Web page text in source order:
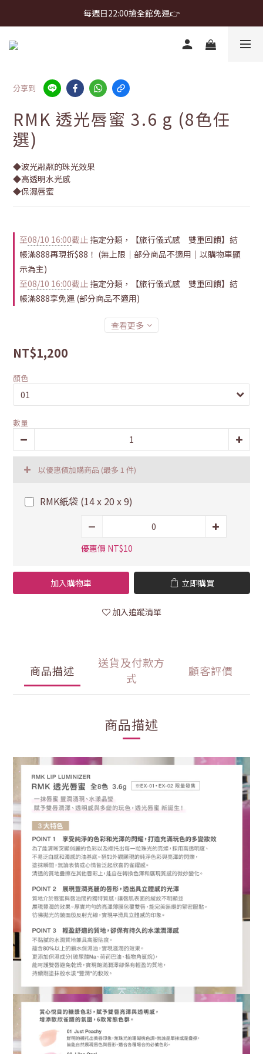
首購免運 $499 起 ＋ 加 LINE 領 $300 折價券 ➤
每週日22:00搶全館免運👉
首購免運 $499 起 ＋ 加 LINE 領 $300 折價券 ➤
分享到
RMK 透光唇蜜 3.6 g (8色任
選)
◆波光粼粼的珠光效果
◆高透明水光感
◆保濕唇蜜
至08/10 16:00截止 指定分類，【旅行儀式感 雙重回饋】結
帳滿888再現折$88！ (無上限｜部分商品不適用｜以購物車顯
示為主)
至08/10 16:00截止 指定分類，【旅行儀式感 雙重回饋】結
帳滿888享免運 (部分商品不適用)
查看更多
NT$1,200
顏色
數量
以優惠價加購商品 (最多 1 件)
RMK紙袋 (14 x 20 x 9)
優惠價 NT$10
加入購物車 立即購買
加入追蹤清單
商品描述
送貨及付款方
式
顧客評價
商品描述